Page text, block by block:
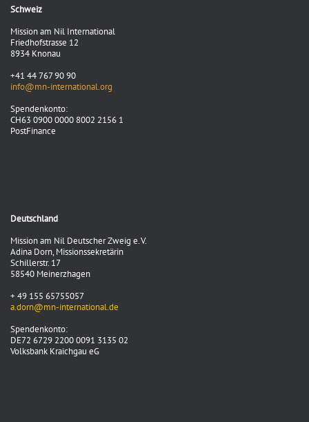
Schweiz
Mission am Nil International
Friedhofstrasse 12
8934 Knonau
+41 44 767 90 90
info@mn-international.org
Spendenkonto:
CH63 0900 0000 8002 2156 1
PostFinance
Deutschland
Mission am Nil Deutscher Zweig e. V.
Adina Dorn, Missionssekretärin
Schillerstr. 17
58540 Meinerzhagen
+ 49 155 65755057
a.dorn@mn-international.de
Spendenkonto:
DE72 6729 2200 0091 3135 02
Volksbank Kraichgau eG